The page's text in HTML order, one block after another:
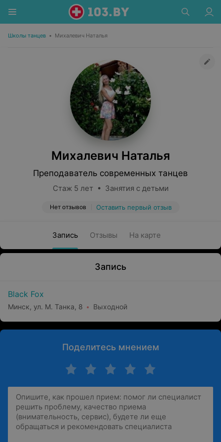
Школы танцев • Михалевич Наталья
Михалевич Наталья
Преподаватель современных танцев
Стаж 5 лет • Занятия с детьми
Нет отзывов Оставить первый отзыв
Запись Отзывы На карте
Запись
Black Fox
Минск, ул. М. Танка, 8 Выходной
Поделитесь мнением